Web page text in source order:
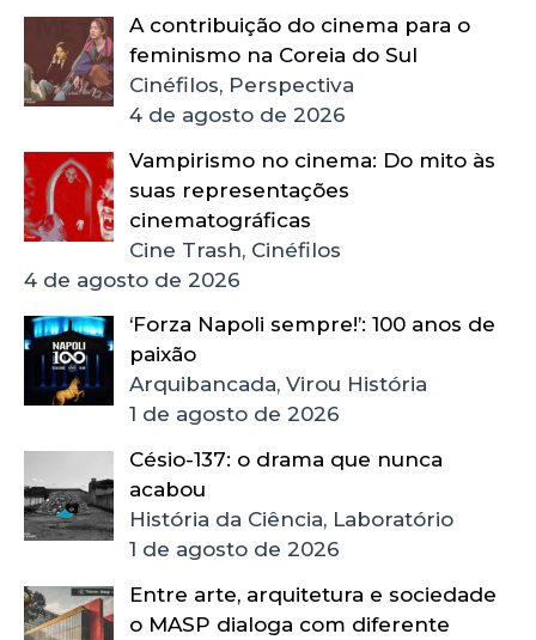
A contribuição do cinema para o
feminismo na Coreia do Sul
Cinéfilos, Perspectiva
4 de agosto de 2026
Vampirismo no cinema: Do mito às
suas representações
cinematográficas
Cine Trash, Cinéfilos
4 de agosto de 2026
‘Forza Napoli sempre!’: 100 anos de
paixão
Arquibancada, Virou História
1 de agosto de 2026
Césio-137: o drama que nunca
acabou
História da Ciência, Laboratório
1 de agosto de 2026
Entre arte, arquitetura e sociedade
o MASP dialoga com diferente